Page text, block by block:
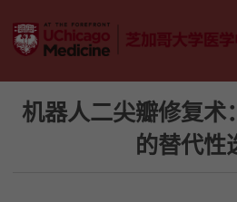
机器人二尖瓣修复术
的替代性